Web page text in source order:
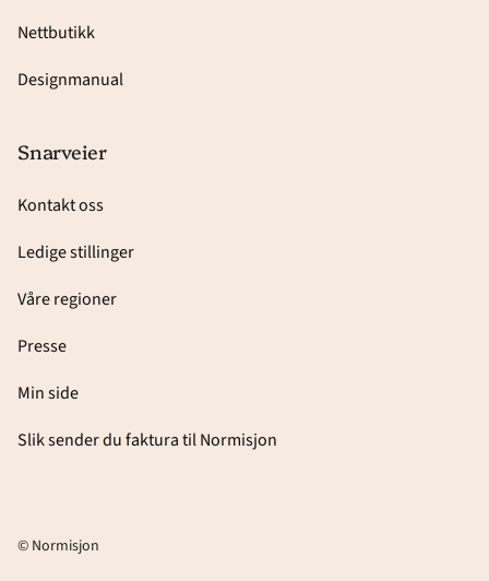
Nettbutikk
Designmanual
Snarveier
Kontakt oss
Ledige stillinger
Våre regioner
Presse
Min side
Slik sender du faktura til Normisjon
© Normisjon